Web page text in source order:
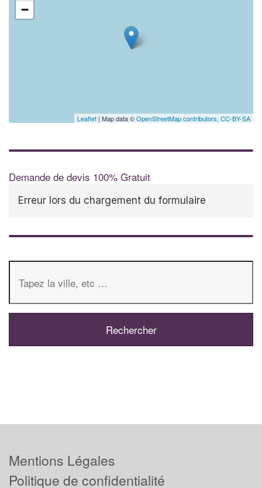
−
Leaflet | Map data ©OpenStreetMap contributors, CC-BY-SA
Demande de devis 100% Gratuit
Erreur lors du chargement du formulaire
Mentions Légales
Politique de confidentialité